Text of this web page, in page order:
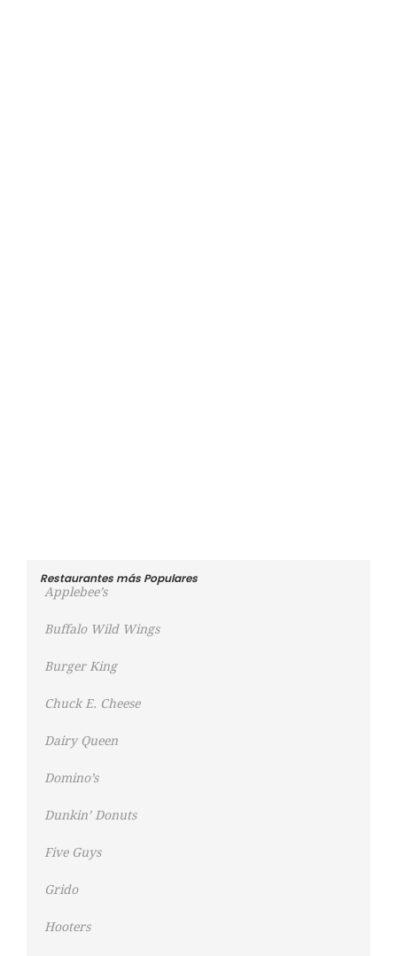
Restaurantes más Populares
Applebee’s
Buffalo Wild Wings
Burger King
Chuck E. Cheese
Dairy Queen
Domino’s
Dunkin’ Donuts
Five Guys
Grido
Hooters